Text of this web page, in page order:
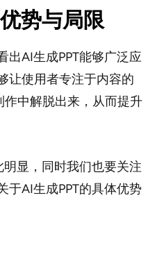
势与局限
出AI生成PPT能够广泛应
让使用者专注于内容的
作中解脱出来，从而提升
显，同时我们也要关注
于AI生成PPT的具体优势